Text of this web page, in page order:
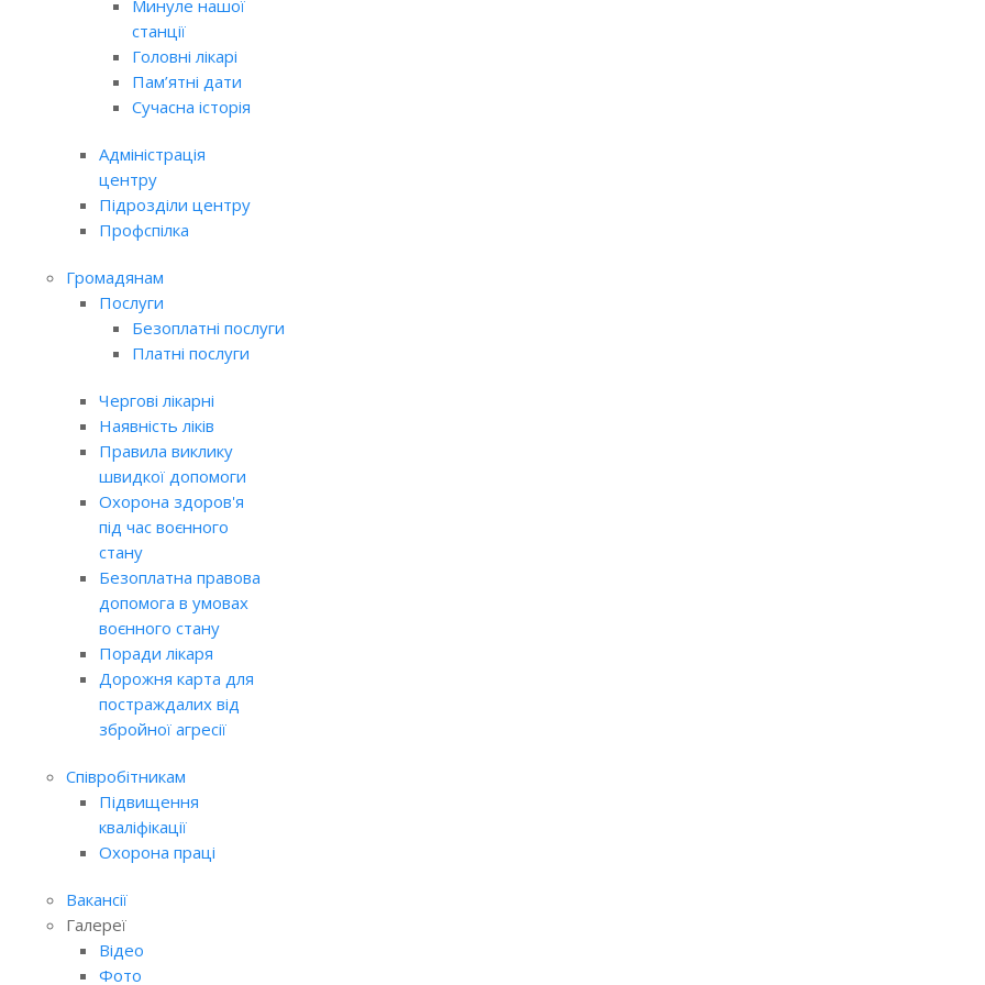
Минуле нашої
станції
Головні лікарі
Пам’ятні дати
Сучасна історія
Адміністрація
центру
Підрозділи центру
Профспілка
Громадянам
Послуги
Безоплатні послуги
Платні послуги
Чергові лікарні
Наявність ліків
Правила виклику
швидкої допомоги
Охорона здоров'я
під час воєнного
стану
Безоплатна правова
допомога в умовах
воєнного стану
Поради лікаря
Дорожня карта для
постраждалих від
збройної агресії
Співробітникам
Підвищення
кваліфікації
Охорона праці
Вакансії
Галереї
Відео
Фото